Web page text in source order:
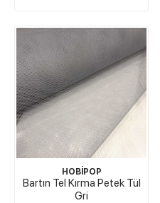
HOBİPOP
Bartın Tel Kırma Petek Tül
Gri